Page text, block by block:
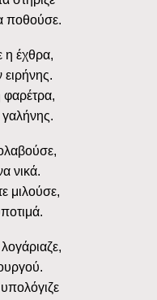
ποθούσε.
η έχθρα,
ειρήνης.
φαρέτρα,
γαλήνης.
νικά.
μιλούσε,